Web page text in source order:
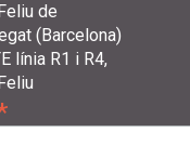
de
(Barcelona)
línia R1 i R4,